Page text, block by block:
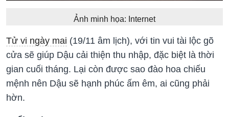
Ảnh minh họa: Internet
Tử vi ngày mai (19/11 âm lịch), với tin vui tài lộc gõ
cửa sẽ giúp Dậu cải thiện thu nhập, đặc biệt là thời
gian cuối tháng. Lại còn được sao đào hoa chiếu
mệnh nên Dậu sẽ hạnh phúc ấm êm, ai cũng phải
hờn.